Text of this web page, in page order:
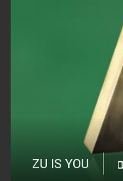
ZU IS YOU